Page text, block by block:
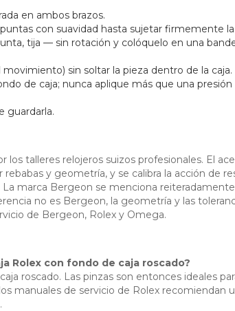
en ambos brazos.
con suavidad hasta sujetar firmemente la
tija — sin rotación y colóquelo en una
sin soltar la pieza dentro de la caja.
de caja; nunca aplique más que una
guardarla.
talleres relojeros suizos profesionales. El
y geometría, y se calibra la acción de
marca Bergeon se menciona
no es Bergeon, la geometría y las
de Bergeon, Rolex y Omega.
Rolex con fondo de caja roscado?
roscado. Las pinzas son entonces ideales
manuales de servicio de Rolex recomiendan